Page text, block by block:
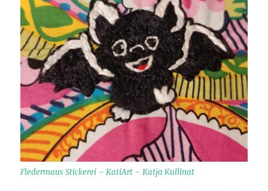
Fledermaus Stickerei – KatiArt – Katja Kullinat